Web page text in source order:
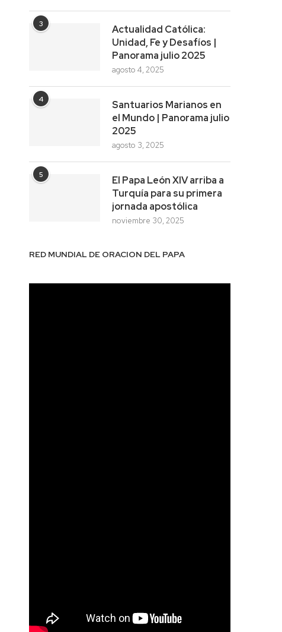
3
Actualidad Católica:
Unidad, Fe y Desafíos |
Panorama julio 2025
agosto 4, 2025
4
Santuarios Marianos en
el Mundo | Panorama julio
2025
agosto 3, 2025
5
El Papa León XIV arriba a
Turquía para su primera
jornada apostólica
noviembre 30, 2025
RED MUNDIAL DE ORACION DEL PAPA